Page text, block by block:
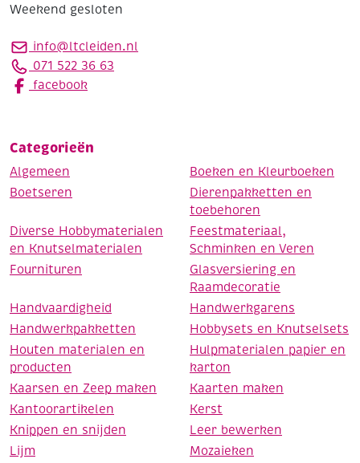
Weekend gesloten
info@ltcleiden.nl
071 522 36 63
facebook
Categorieën
Algemeen
Boeken en Kleurboeken
Boetseren
Dierenpakketten en
toebehoren
Diverse Hobbymaterialen
en Knutselmaterialen
Feestmateriaal,
Schminken en Veren
Fournituren
Glasversiering en
Raamdecoratie
Handvaardigheid
Handwerkgarens
Handwerkpakketten
Hobbysets en Knutselsets
Houten materialen en
producten
Hulpmaterialen papier en
karton
Kaarsen en Zeep maken
Kaarten maken
Kantoorartikelen
Kerst
Knippen en snijden
Leer bewerken
Lijm
Mozaieken